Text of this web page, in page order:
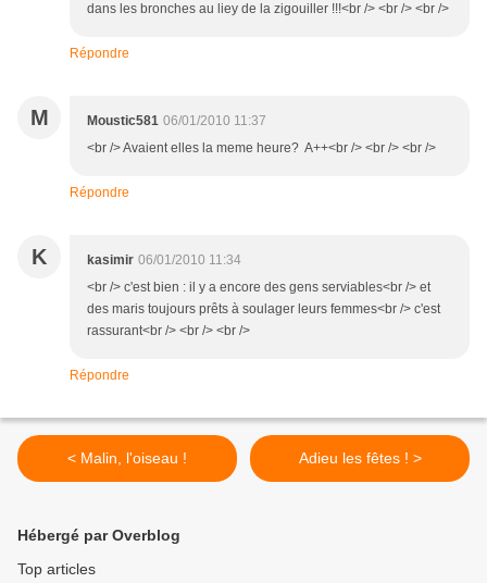
dans les bronches au liey de la zigouiller !!!<br /> <br /> <br />
Répondre
M Moustic581 06/01/2010 11:37
<br /> Avaient elles la meme heure? A++<br /> <br /> <br />
Répondre
K kasimir 06/01/2010 11:34
<br /> c'est bien : il y a encore des gens serviables<br /> et
des maris toujours prêts à soulager leurs femmes<br /> c'est
rassurant<br /> <br /> <br />
Répondre
< Malin, l'oiseau ! Adieu les fêtes ! >
Hébergé par Overblog
Top articles